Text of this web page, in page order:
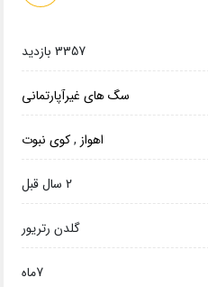
3357 بازدید
سگ های غیرآپارتمانی
اهواز ,کوی نبوت
2 سال قبل
گلدن رتریور
7ماه